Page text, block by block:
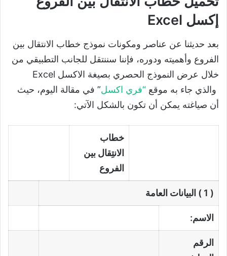
إكسل Excel
بعد حديثنا عن عناصر ومكونات نموذج خطاب الانتقال بين
الفروع وأهميته ودوره، فإننا سننتقل للجانب التطبيقي من
خلال عرض النموذج الحصري بصيغة الاكسل Excel
والذي جاء به موقع “فري اكسل” في مقالة اليوم، حيث
أن صياغته يمكن أن تكون بالشكل الآتي:
خطاب
الانتِقال بين
الفروع
( 1 ) البيانات العامة
الاسم:
الرقم